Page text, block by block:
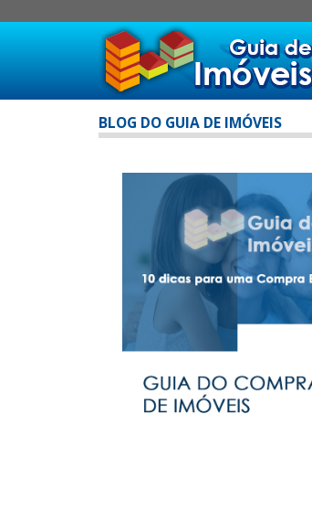
BLOG DO GUIA DE IMÓVEIS